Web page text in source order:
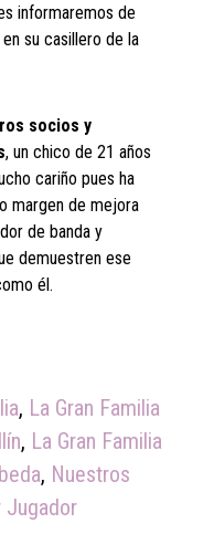
informaremos de
su casillero de la
socios y
, un chico de 21 años
cariño pues ha
margen de mejora
de banda y
demuestren ese
él.
, La Gran Familia
, La Gran Familia
, Nuestros
Jugador